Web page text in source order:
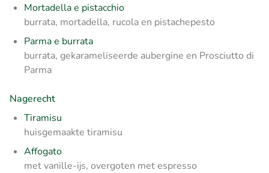
Mortadella e pistacchio
burrata, mortadella, rucola en pistachepesto
Parma e burrata
burrata, gekarameliseerde aubergine en Prosciutto di
Parma
Nagerecht
Tiramisu
huisgemaakte tiramisu
Affogato
met vanille-ijs, overgoten met espresso